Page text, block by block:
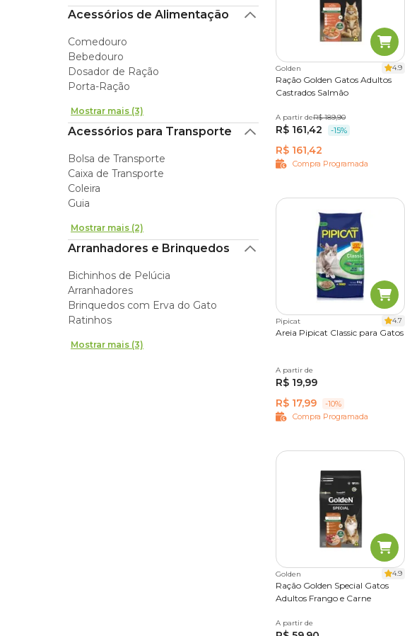
Acessórios de Alimentação
Comedouro
Bebedouro
Dosador de Ração
Porta-Ração
Mostrar mais (3)
Acessórios para Transporte
Bolsa de Transporte
Caixa de Transporte
Coleira
Guia
Mostrar mais (2)
Arranhadores e Brinquedos
Bichinhos de Pelúcia
Arranhadores
Brinquedos com Erva do Gato
Ratinhos
Mostrar mais (3)
Golden 4.9
Ração Golden Gatos Adultos
Castrados Salmão
1 kg 3 kg 10,1 kg
A partir deR$ 189,90
R$ 161,42 -15%
R$ 161,42
Compra Programada
Pipicat 4.7
Areia Pipicat Classic para Gatos
4 kg
A partir de
R$ 19,99
R$ 17,99
-10%
Compra Programada
Golden 4.9
Ração Golden Special Gatos
Adultos Frango e Carne
3 kg 10,1 kg
A partir de